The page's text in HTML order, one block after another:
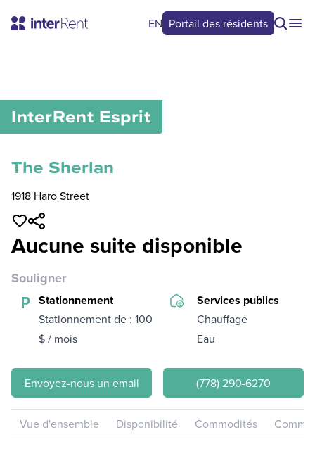
EN Portail des résidents
0/ 0
InterRent Esprit
The Sherlan
1918 Haro Street
Aucune suite disponible
Souligner
Stationnement
Stationnement de : 100
$ / mois
Services publics
Chauffage
Eau
Envoyez-nous un email (778) 290-6270
Vue d'ensemble Disponibilité Commodités